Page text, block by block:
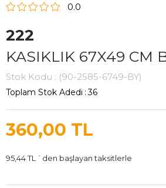
0.0
222
KASIKLIK 67X49 CM
Stok Kodu (90-2585-6749-BY)
Toplam Stok Adedi : 36
360,00 TL
95,44 TL `den başlayan taksitlerle